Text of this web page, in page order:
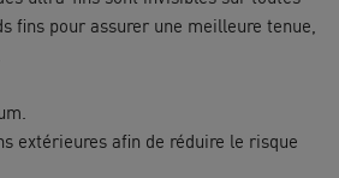
fins pour assurer une meilleure tenue,
extérieures afin de réduire le risque